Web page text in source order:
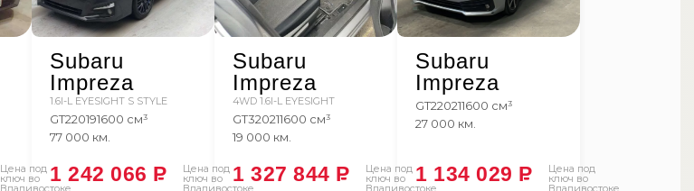
Цена под
ключ во
Владивостоке
Subaru
Impreza
1.6I-L EYESIGHT S STYLE
GT220191600 см³
77 000 км.
Цена под
ключ во
Владивостоке
1 242 066 P
Subaru
Impreza
4WD 1.6I-L EYESIGHT
GT320211600 см³
19 000 км.
Цена под
ключ во
Владивостоке
1 327 844 P
Subaru
Impreza
GT220211600 см³
27 000 км.
Цена под
ключ во
Владивостоке
1 134 029 P